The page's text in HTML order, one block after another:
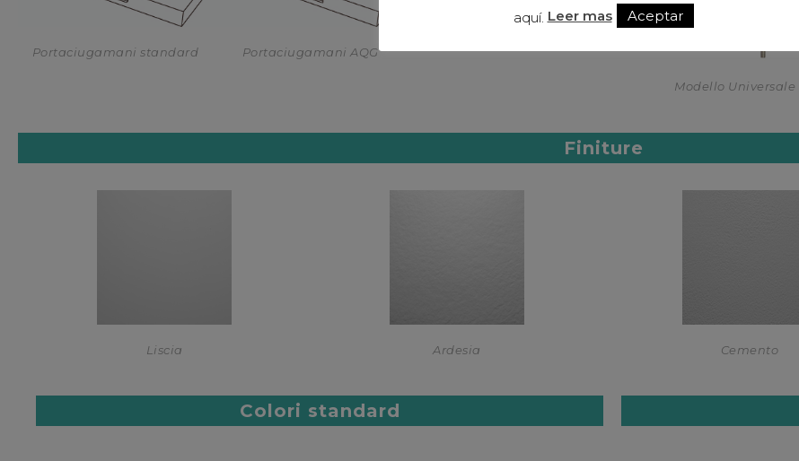
Portaciugamani standard Portaciugamani AQG
Modello
Finiture
Liscia Ardesia Cemento
Colori standard
aquí. Leer mas Aceptar